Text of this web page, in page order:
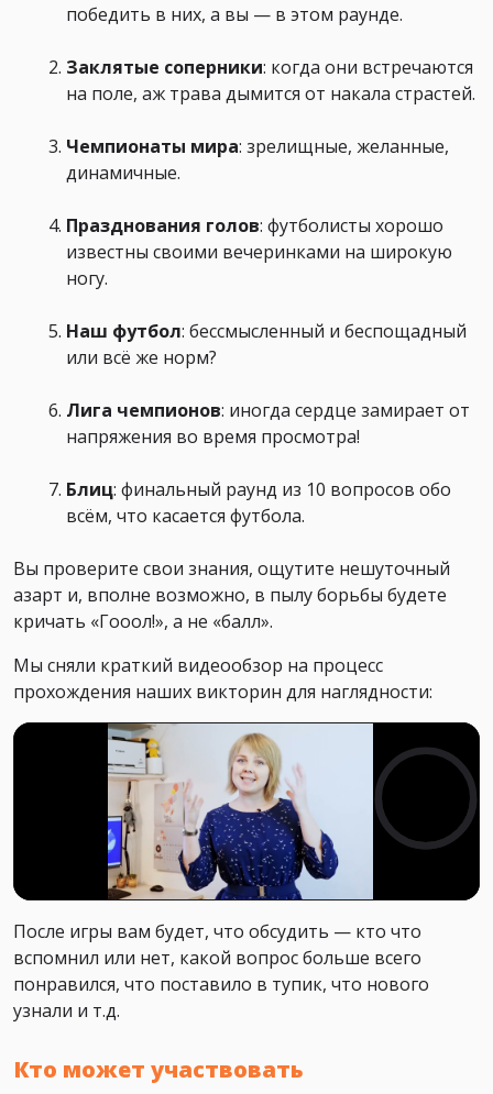
победить в них, а вы — в этом раунде.
Заклятые соперники: когда они встречаются
на поле, аж трава дымится от накала страстей.
Чемпионаты мира: зрелищные, желанные,
динамичные.
Празднования голов: футболисты хорошо
известны своими вечеринками на широкую
ногу.
Наш футбол: бессмысленный и беспощадный
или всё же норм?
Лига чемпионов: иногда сердце замирает от
напряжения во время просмотра!
Блиц: финальный раунд из 10 вопросов обо
всём, что касается футбола.
Вы проверите свои знания, ощутите нешуточный
азарт и, вполне возможно, в пылу борьбы будете
кричать «Гооол!», а не «балл».
Мы сняли краткий видеообзор на процесс
прохождения наших викторин для наглядности:
После игры вам будет, что обсудить — кто что
вспомнил или нет, какой вопрос больше всего
понравился, что поставило в тупик, что нового
узнали и т.д.
Кто может участвовать